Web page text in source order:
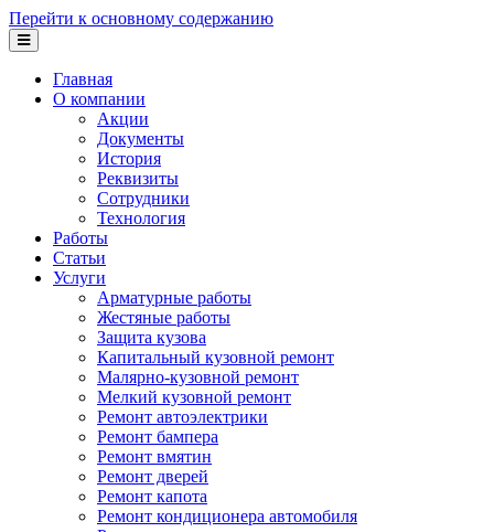
Перейти к основному содержанию
Главная
О компании
Акции
Документы
История
Реквизиты
Сотрудники
Технология
Работы
Статьи
Услуги
Арматурные работы
Жестяные работы
Защита кузова
Капитальный кузовной ремонт
Малярно-кузовной ремонт
Мелкий кузовной ремонт
Ремонт автоэлектрики
Ремонт бампера
Ремонт вмятин
Ремонт дверей
Ремонт капота
Ремонт кондиционера автомобиля